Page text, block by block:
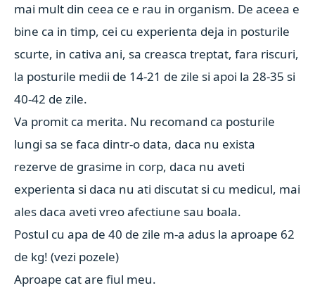
mai mult din ceea ce e rau in organism. De aceea e
bine ca in timp, cei cu experienta deja in posturile
scurte, in cativa ani, sa creasca treptat, fara riscuri,
la posturile medii de 14-21 de zile si apoi la 28-35 si
40-42 de zile.
Va promit ca merita. Nu recomand ca posturile
lungi sa se faca dintr-o data, daca nu exista
rezerve de grasime in corp, daca nu aveti
experienta si daca nu ati discutat si cu medicul, mai
ales daca aveti vreo afectiune sau boala.
Postul cu apa de 40 de zile m-a adus la aproape 62
de kg! (vezi pozele)
Aproape cat are fiul meu.